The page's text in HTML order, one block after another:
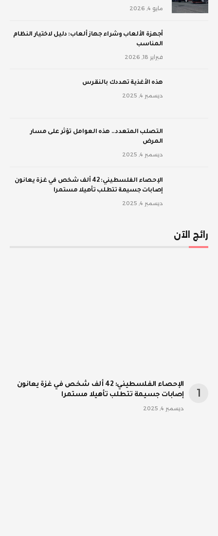
مايو 4, 2026
أجهزة الألعاب وشراء جهاز ألعاب: دليل لاختيار النظام
المناسب
فبراير 18, 2026
‫هذه الأغذية تهددك بالنقرس
ديسمبر 4, 2025
‫التصلب المتعدد.. هذه العوامل تؤثر على مسار
المرض
ديسمبر 4, 2025
الإحصاء الفلسطيني: 42 ألف شخص في غزة يعانون
إصابات جسيمة تتطلب تأهيلا مستمرا
ديسمبر 4, 2025
رائج الآن
الإحصاء الفلسطيني: 42 ألف شخص في غزة يعانون
إصابات جسيمة تتطلب تأهيلا مستمرا
ديسمبر 4, 2025